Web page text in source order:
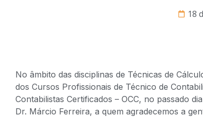
18
No âmbito das disciplinas de Técnicas de
dos Cursos Profissionais de Técnico de
Contabilistas Certificados – OCC, no passado
Dr. Márcio Ferreira, a quem agradecemos a